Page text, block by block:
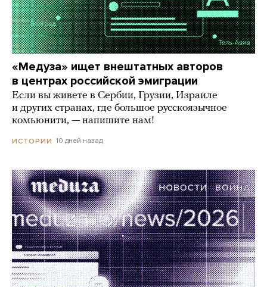
«Медуза» ищет внештатных авторов
в центрах российской эмиграции
Если вы живете в Сербии, Грузии, Израиле
и других странах, где большое русскоязычное
комьюнити, — напишите нам!
ИСТОРИИ 10 дней назад